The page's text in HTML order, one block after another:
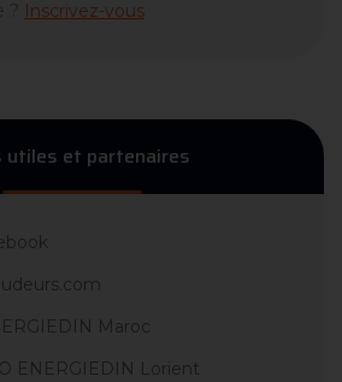
Inscrivez-vous
utiles et partenaires
Maroc
ENERGIEDIN Lorient